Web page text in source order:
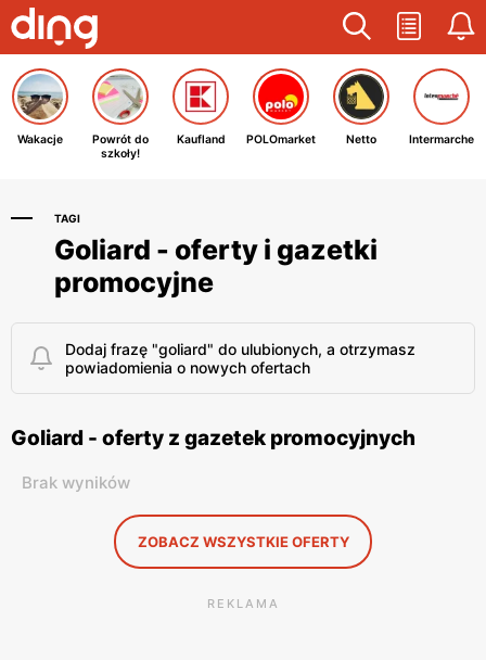
Wakacje
Powrót do
szkoły!
Kaufland POLOmarket Netto Intermarche
TAGI
Goliard - oferty i gazetki
promocyjne
Dodaj frazę "goliard" do ulubionych, a otrzymasz
powiadomienia o nowych ofertach
Goliard - oferty z gazetek promocyjnych
Brak wyników
ZOBACZ WSZYSTKIE OFERTY
REKLAMA